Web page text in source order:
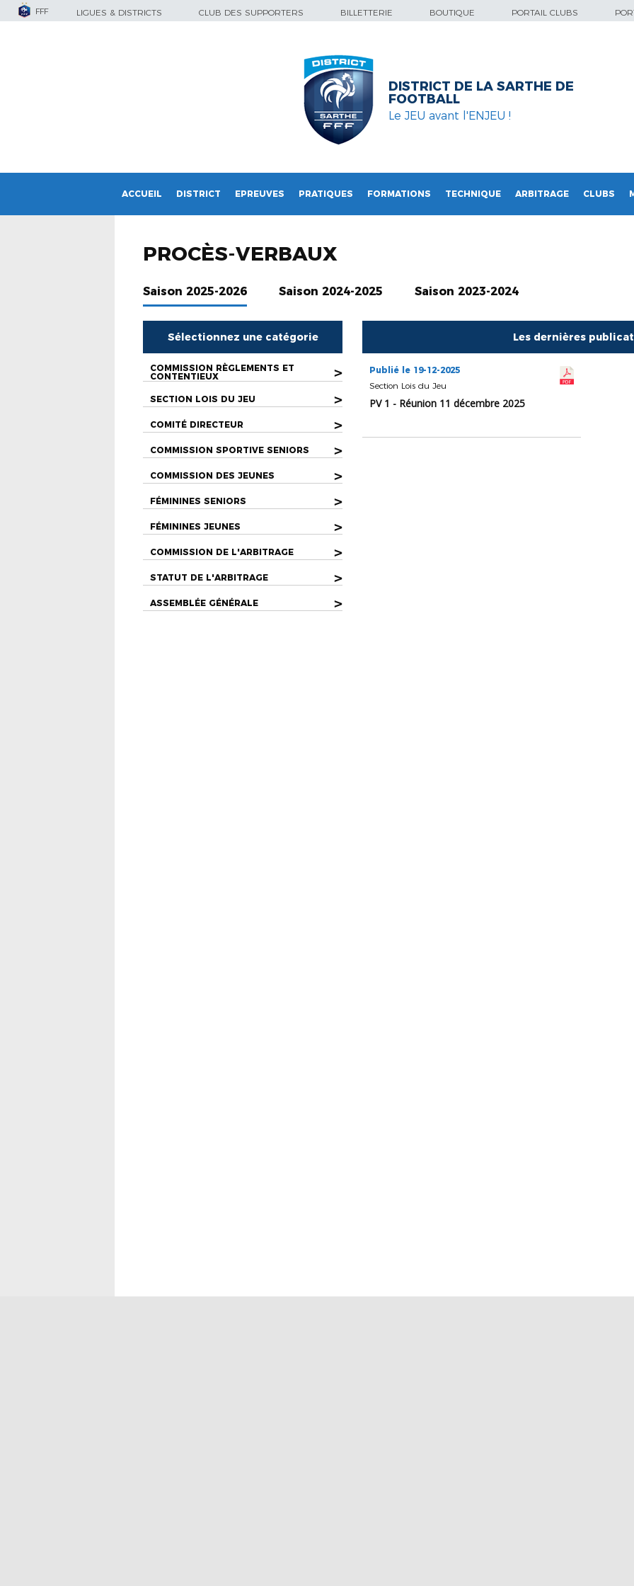
FFF LIGUES & DISTRICTS CLUB DES SUPPORTERS BILLETTERIE BOUTIQUE PORTAIL CLUBS
DISTRICT DE LA SARTHE DE
FOOTBALL
Le JEU avant l'ENJEU !
ACCUEIL DISTRICT EPREUVES PRATIQUES FORMATIONS TECHNIQUE ARBITRAGE CLUBS
PROCÈS-VERBAUX
Saison 2025-2026 Saison 2024-2025 Saison 2023-2024
Sélectionnez une catégorie
COMMISSION RÈGLEMENTS ET
CONTENTIEUX
>
SECTION LOIS DU JEU >
COMITÉ DIRECTEUR >
COMMISSION SPORTIVE SENIORS >
COMMISSION DES JEUNES >
FÉMININES SENIORS >
FÉMININES JEUNES >
COMMISSION DE L'ARBITRAGE >
STATUT DE L'ARBITRAGE >
ASSEMBLÉE GÉNÉRALE >
Les dernières
Publié le 19-12-2025
Section Lois du Jeu
PV 1 - Réunion 11 décembre 2025